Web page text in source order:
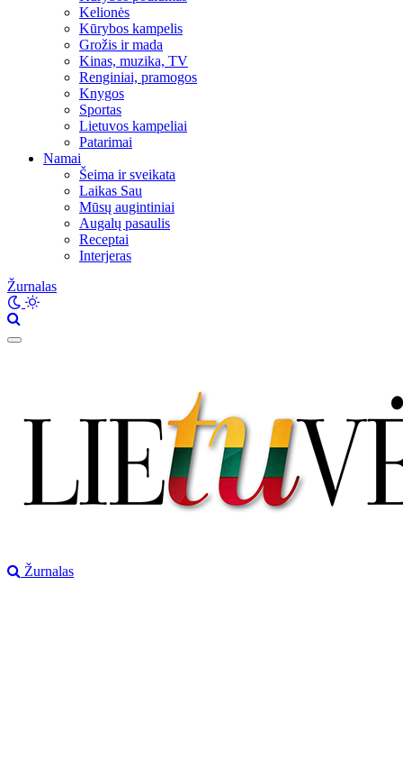
Kelionės
Kūrybos kampelis
Grožis ir mada
Kinas, muzika, TV
Renginiai, pramogos
Knygos
Sportas
Lietuvos kampeliai
Patarimai
Namai
Šeima ir sveikata
Laikas Sau
Mūsų augintiniai
Augalų pasaulis
Receptai
Interjeras
Žurnalas
Žurnalas